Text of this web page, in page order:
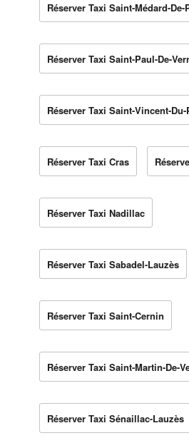
Réserver Taxi Saint-Médard-De-
Réserver Taxi Saint-Paul-De-
Réserver Taxi Saint-Vincent-
Réserver Taxi Cras
Réserver Taxi Nadillac
Réserver Taxi Sabadel-Lauzès
Réserver Taxi Saint-Cernin
Réserver Taxi Saint-Martin-De-
Réserver Taxi Sénaillac-Lauzès